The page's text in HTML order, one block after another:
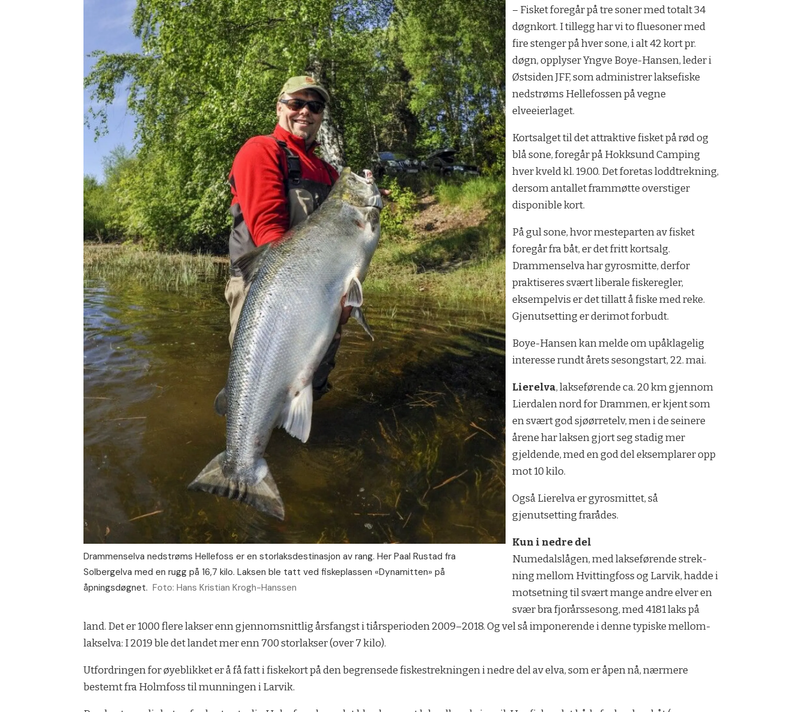
Drammenselva nedstrøms Hellefoss er en storlaksdestinasjon av rang. Her Paal Rustad fra
Solbergelva med en rugg på 16,7 kilo. Laksen ble tatt ved fiskeplassen «Dynamitten» på
åpningsdøgnet. Foto: Hans Kristian Krogh-Hanssen
– Fisket foregår på tre soner med totalt 34
døgnkort. I tillegg har vi to fluesoner med
fire stenger på hver sone, i alt 42 kort pr.
døgn, opplyser Yngve Boye-Hansen, leder i
Østsiden JFF, som administrer laksefiske
nedstrøms Hellefossen på vegne
elveeierlaget.
Kortsalget til det attraktive fisket på rød og
blå sone, foregår på Hokksund Camping
hver kveld kl. 19.00. Det foretas loddtrekning,
dersom antallet frammøtte overstiger
disponible kort.
På gul sone, hvor mesteparten av fisket
foregår fra båt, er det fritt kortsalg.
Drammenselva har gyrosmitte, derfor
praktiseres svært liberale fiskeregler,
eksempelvis er det tillatt å fiske med reke.
Gjenutsetting er derimot forbudt.
Boye-Hansen kan melde om upåklagelig
interesse rundt årets sesongstart, 22. mai.
Lierelva, lakseførende ca. 20 km gjennom
Lierdalen nord for Drammen, er kjent som
en svært god sjøørretelv, men i de seinere
årene har laksen gjort seg stadig mer
gjeldende, med en god del eksemplarer opp
mot 10 kilo.
Også Lierelva er gyrosmittet, så
gjenutsetting frarådes.
Kun i ned­re del
Numedalslågen, med lak­se­fø­ren­de strek­
ning mel­lom Hvit­ting­foss og Lar­vik, had­de i
mot­set­ning til svært man­ge and­re elver en
svær bra fjor­års­se­song, med 4181 laks på
land. Det er 1000 fle­re lak­ser enn gjen­nom­snitt­lig års­fangst i ti­års­pe­ri­oden 2009–2018. Og vel så im­po­ne­ren­de i den­ne ty­pis­ke mel­lom­
laks­elva: I 2019 ble det lan­det mer enn 700 stor­lak­ser (over 7 kilo).
Ut­ford­rin­gen for øyeblikket er å få fatt i fis­ke­kort på den be­gren­se­de fiske­strek­nin­gen i ned­re del av elva, som er åpen nå, nærmere
bestemt fra Holmfoss til munningen i Larvik.